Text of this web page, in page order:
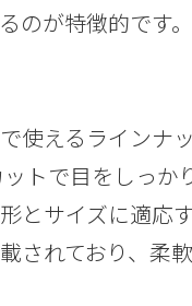
のが特徴的です。
使えるラインナッ
トで目をしっか
とサイズに適応
されており、柔